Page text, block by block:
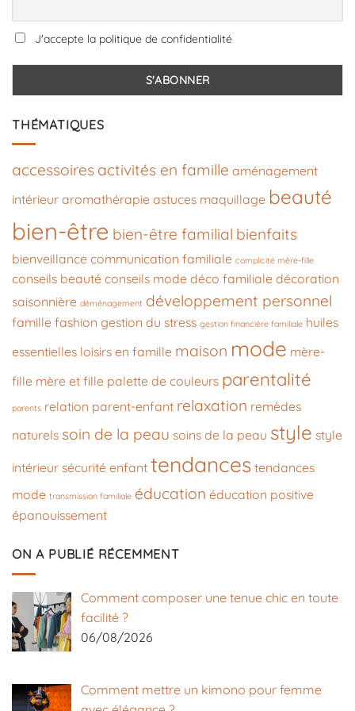
J'accepte la politique de confidentialité
THÉMATIQUES
accessoires activités en famille aménagement
intérieur aromathérapie astuces maquillage beauté
bien-être bien-être familial bienfaits
bienveillance communication familiale complicité mère-fille
conseils beauté conseils mode déco familiale décoration
saisonnière déménagement développement personnel
famille fashion gestion du stress gestion financière familiale huiles
essentielles loisirs en famille maison mode mère-
fille mère et fille palette de couleurs parentalité
parents relation parent-enfant relaxation remèdes
naturels soin de la peau soins de la peau style style
intérieur sécurité enfant tendances tendances
mode transmission familiale éducation éducation positive
épanouissement
ON A PUBLIÉ RÉCEMMENT
Comment composer une tenue chic en toute
facilité ?
06/08/2026
Comment mettre un kimono pour femme